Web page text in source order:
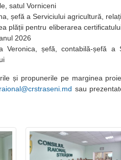
satul Vorniceni
șefă a Serviciului agricultură,
plății pentru eliberarea
șefă, contabilă-șefă a
și propunerile pe marginea
sau